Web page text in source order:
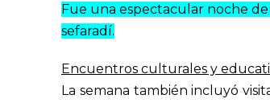
Fue una espectacular noche de
sefaradí.
Encuentros culturales y
La semana también incluyó